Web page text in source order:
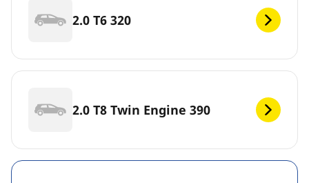
2.0 T6 320
2.0 T8 Twin Engine 390